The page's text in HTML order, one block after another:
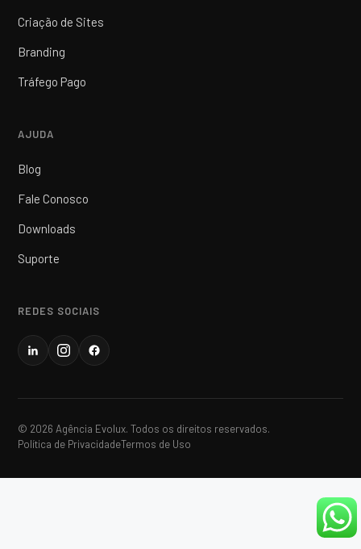
Criação de Sites
Branding
Tráfego Pago
AJUDA
Blog
Fale Conosco
Downloads
Suporte
REDES SOCIAIS
© 2026 Agência Evolux. Todos os direitos reservados.
Política de PrivacidadeTermos de Uso